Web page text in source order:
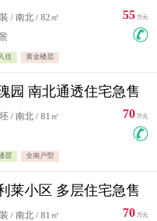
/ 南北 / 82㎡
住 黄金楼层
55 万元
园 南北通透住宅急售
/ 南北 / 81㎡
层 全南户型
70 万元
莱小区 多层住宅急售
/ 南北 / 81㎡
70 万元